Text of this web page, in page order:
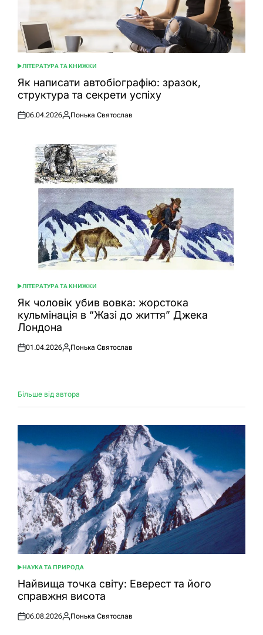
ОПУБЛІКУВАТИ
У
ЛІТЕРАТУРА ТА КНИЖКИ
Як написати автобіографію: зразок,
структура та секрети успіху
Оприлюднено
06.04.2026
Опубліковано
Понька Святослав
ОПУБЛІКУВАТИ
У
ЛІТЕРАТУРА ТА КНИЖКИ
Як чоловік убив вовка: жорстока
кульмінація в “Жазі до життя” Джека
Лондона
Оприлюднено
01.04.2026
Опубліковано
Понька Святослав
Більше від автора
ОПУБЛІКУВАТИ
У
НАУКА ТА ПРИРОДА
Найвища точка світу: Еверест та його
справжня висота
Оприлюднено
06.08.2026
Опубліковано
Понька Святослав